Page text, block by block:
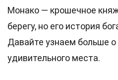
Монако — крошечное
берегу, но его история
Давайте узнаем больше
удивительного места.